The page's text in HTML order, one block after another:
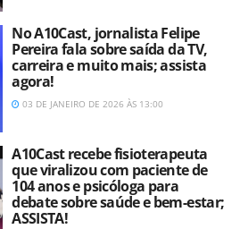
No A10Cast, jornalista Felipe
Pereira fala sobre saída da TV,
carreira e muito mais; assista
agora!
03 DE JANEIRO DE 2026 ÀS 13:00
A10Cast recebe fisioterapeuta
que viralizou com paciente de
104 anos e psicóloga para
debate sobre saúde e bem-estar;
ASSISTA!